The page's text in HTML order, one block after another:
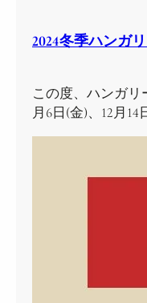
2024冬季ハンガ
この度、ハンガリ
月6日(金)、12月